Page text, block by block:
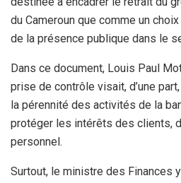
du Cameroun que comme un
de la présence publique dans le
Dans ce document, Louis Paul
prise de contrôle visait, d’une
la pérennité des activités de la
protéger les intérêts des clients,
personnel.
Surtout, le ministre des Finances